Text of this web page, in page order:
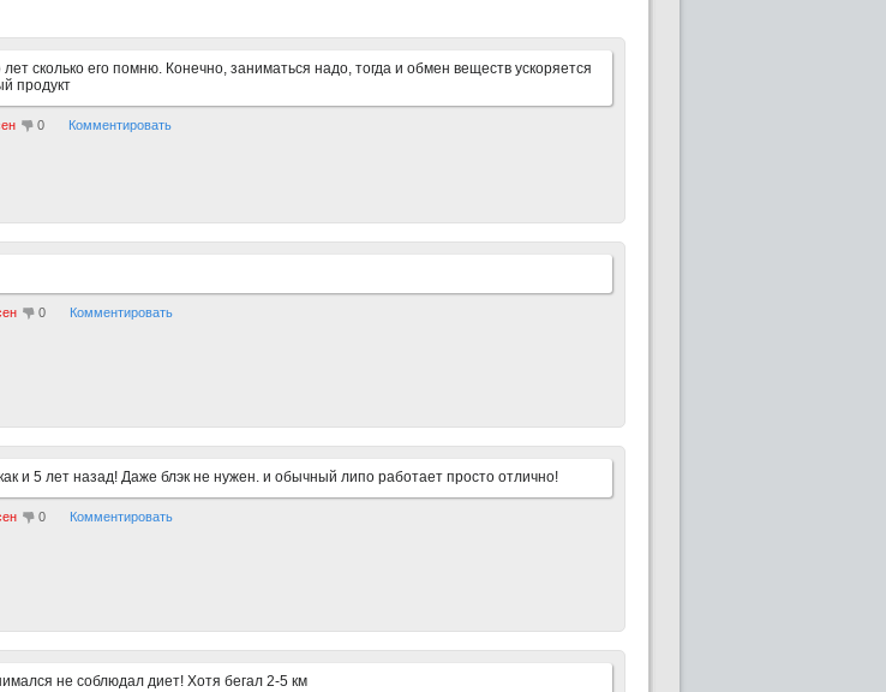
сколько его помню. Конечно, заниматься надо, тогда и обмен веществ ускоряется
продукт
0 Комментировать
0 Комментировать
и 5 лет назад! Даже блэк не нужен. и обычный липо работает просто отлично!
0 Комментировать
не соблюдал диет! Хотя бегал 2-5 км